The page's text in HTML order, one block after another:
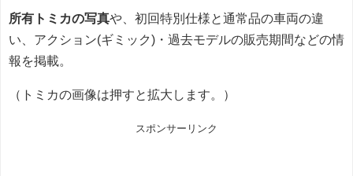
所有トミカの写真や、初回特別仕様と通常品の車両の違
い、アクション(ギミック)・過去モデルの販売期間などの情
報を掲載。
（トミカの画像は押すと拡大します。）
スポンサーリンク